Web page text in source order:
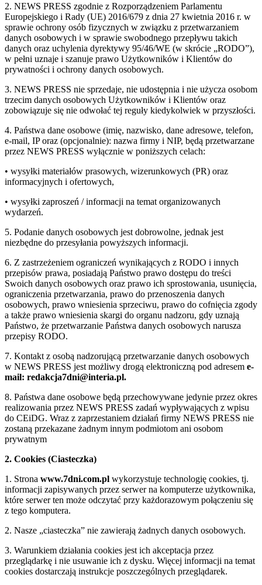
2. NEWS PRESS zgodnie z Rozporządzeniem Parlamentu
Europejskiego i Rady (UE) 2016/679 z dnia 27 kwietnia 2016 r. w
sprawie ochrony osób fizycznych w związku z przetwarzaniem
danych osobowych i w sprawie swobodnego przepływu takich
danych oraz uchylenia dyrektywy 95/46/WE (w skrócie „RODO”),
w pełni uznaje i szanuje prawo Użytkowników i Klientów do
prywatności i ochrony danych osobowych.
3. NEWS PRESS nie sprzedaje, nie udostępnia i nie użycza osobom
trzecim danych osobowych Użytkowników i Klientów oraz
zobowiązuje się nie odwołać tej reguły kiedykolwiek w przyszłości.
4. Państwa dane osobowe (imię, nazwisko, dane adresowe, telefon,
e-mail, IP oraz (opcjonalnie): nazwa firmy i NIP, będą przetwarzane
przez NEWS PRESS wyłącznie w poniższych celach:
• wysyłki materiałów prasowych, wizerunkowych (PR) oraz
informacyjnych i ofertowych,
• wysyłki zaproszeń / informacji na temat organizowanych
wydarzeń.
5. Podanie danych osobowych jest dobrowolne, jednak jest
niezbędne do przesyłania powyższych informacji.
6. Z zastrzeżeniem ograniczeń wynikających z RODO i innych
przepisów prawa, posiadają Państwo prawo dostępu do treści
Swoich danych osobowych oraz prawo ich sprostowania, usunięcia,
ograniczenia przetwarzania, prawo do przenoszenia danych
osobowych, prawo wniesienia sprzeciwu, prawo do cofnięcia zgody
a także prawo wniesienia skargi do organu nadzoru, gdy uznają
Państwo, że przetwarzanie Państwa danych osobowych narusza
przepisy RODO.
7. Kontakt z osobą nadzorującą przetwarzanie danych osobowych
w NEWS PRESS jest możliwy drogą elektroniczną pod adresem e-
mail: redakcja7dni@interia.pl.
8. Państwa dane osobowe będą przechowywane jedynie przez okres
realizowania przez NEWS PRESS zadań wypływających z wpisu
do CEiDG. Wraz z zaprzestaniem działań firmy NEWS PRESS nie
zostaną przekazane żadnym innym podmiotom ani osobom
prywatnym
2. Cookies (Ciasteczka)
1. Strona www.7dni.com.pl wykorzystuje technologię cookies, tj.
informacji zapisywanych przez serwer na komputerze użytkownika,
które serwer ten może odczytać przy każdorazowym połączeniu się
z tego komputera.
2. Nasze „ciasteczka” nie zawierają żadnych danych osobowych.
3. Warunkiem działania cookies jest ich akceptacja przez
przeglądarkę i nie usuwanie ich z dysku. Więcej informacji na temat
cookies dostarczają instrukcje poszczególnych przeglądarek.